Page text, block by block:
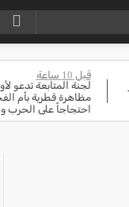
قبل 10 ساعة
لجنة المتابعة تدعو
مظاهرة قطرية بأم
احتجاجاً على الحرب